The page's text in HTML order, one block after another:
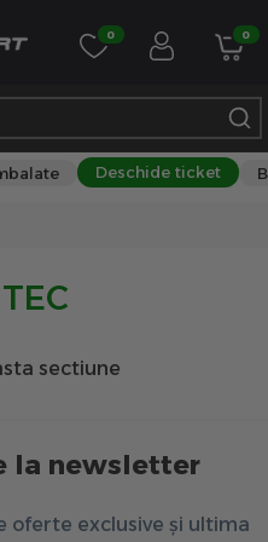
0 0
Deschide ticket
sectiune
la newsletter
oferte exclusive și ultima